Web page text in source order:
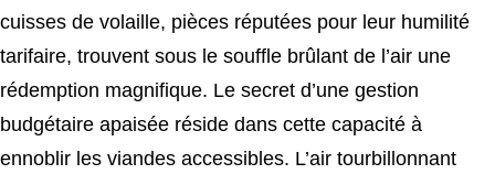
cuisses de volaille, pièces réputées pour leur humilité
tarifaire, trouvent sous le souffle brûlant de l’air une
rédemption magnifique. Le secret d’une gestion
budgétaire apaisée réside dans cette capacité à
ennoblir les viandes accessibles. L’air tourbillonnant